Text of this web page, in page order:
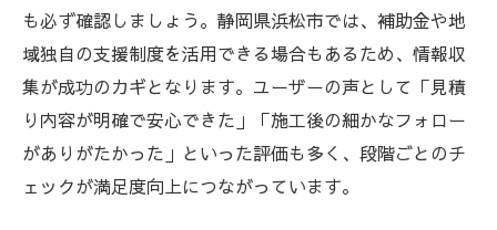
も必ず確認しましょう。静岡県浜松市では、補助金や地
域独自の支援制度を活用できる場合もあるため、情報収
集が成功のカギとなります。ユーザーの声として「見積
り内容が明確で安心できた」「施工後の細かなフォロー
がありがたかった」といった評価も多く、段階ごとのチ
ェックが満足度向上につながっています。